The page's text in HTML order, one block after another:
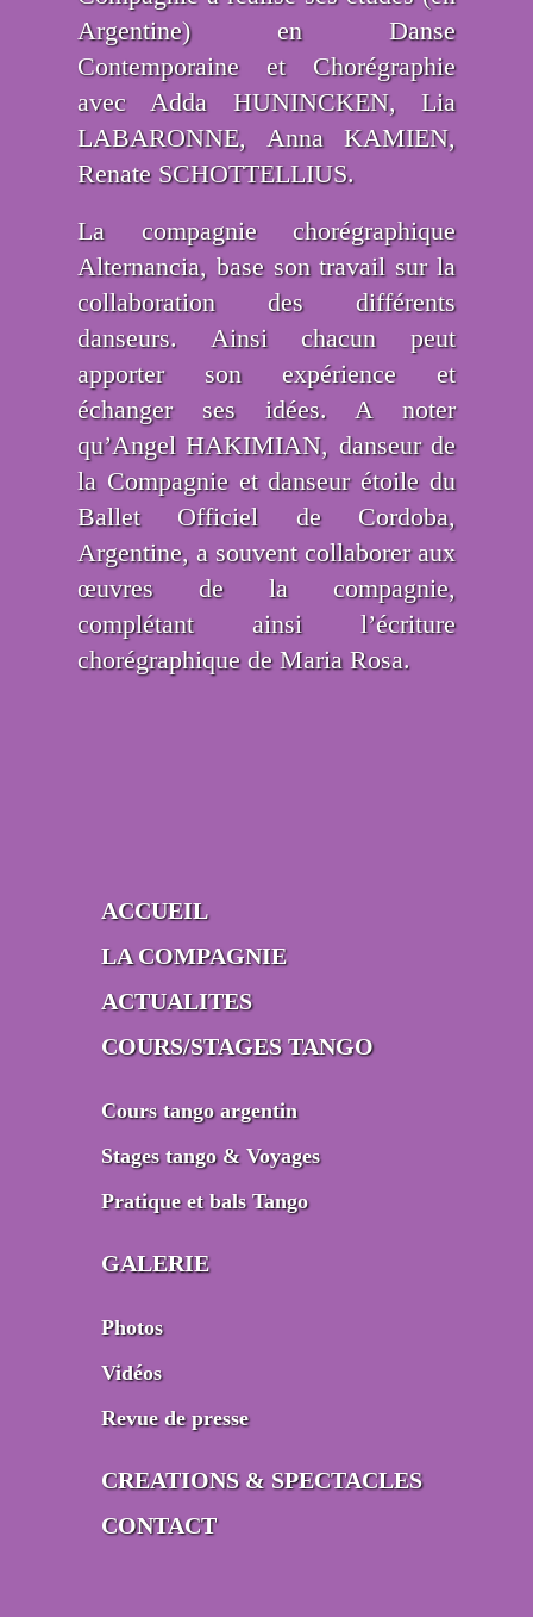
Argentine) en Danse
Contemporaine et Chorégraphie
avec Adda HUNINCKEN, Lia
LABARONNE, Anna KAMIEN,
Renate SCHOTTELLIUS.
La compagnie chorégraphique
Alternancia, base son travail sur la
collaboration des différents
danseurs. Ainsi chacun peut
apporter son expérience et
échanger ses idées. A noter
qu’Angel HAKIMIAN, danseur de
la Compagnie et danseur étoile du
Ballet Officiel de Cordoba,
Argentine, a souvent collaborer aux
œuvres de la compagnie,
complétant ainsi l’écriture
chorégraphique de Maria Rosa.
ACCUEIL
LA COMPAGNIE
ACTUALITES
COURS/STAGES TANGO
Cours tango argentin
Stages tango & Voyages
Pratique et bals Tango
GALERIE
Photos
Vidéos
Revue de presse
CREATIONS & SPECTACLES
CONTACT